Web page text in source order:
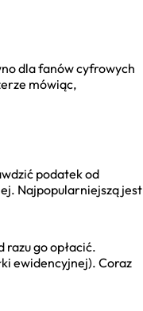
dla fanów cyfrowych
mówiąc,
podatek od
Najpopularniejszą jest
razu go opłacić.
ewidencyjnej). Coraz